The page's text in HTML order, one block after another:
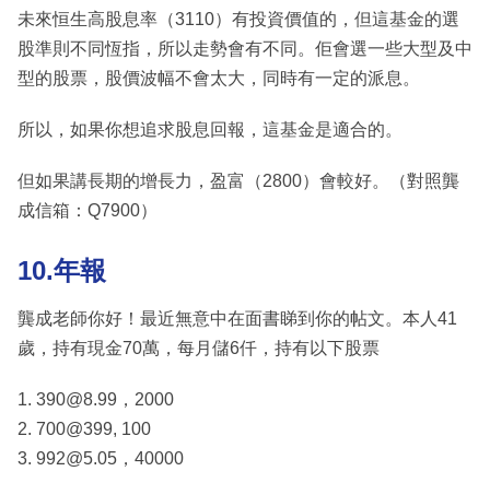
未來恒生高股息率（3110）有投資價值的，但這基金的選
股準則不同恆指，所以走勢會有不同。佢會選一些大型及中
型的股票，股價波幅不會太大，同時有一定的派息。
所以，如果你想追求股息回報，這基金是適合的。
但如果講長期的增長力，盈富（2800）會較好。（對照龔
成信箱：Q7900）
10.年報
龔成老師你好！最近無意中在面書睇到你的帖文。本人41
歲，持有現金70萬，每月儲6仟，持有以下股票
1. 390@8.99，2000
2. 700@399, 100
3. 992@5.05，40000